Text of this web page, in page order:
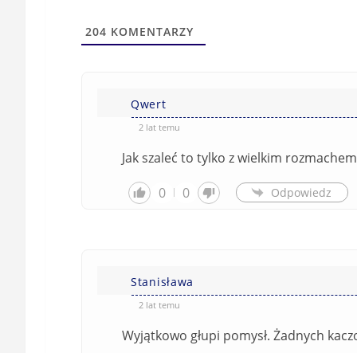
ę
204 KOMENTARZY
Qwert
2 lat temu
Jak szaleć to tylko z wielkim
0
0 Odpowiedz
Stanisława
2 lat temu
Wyjątkowo głupi pomysł. Żadnych